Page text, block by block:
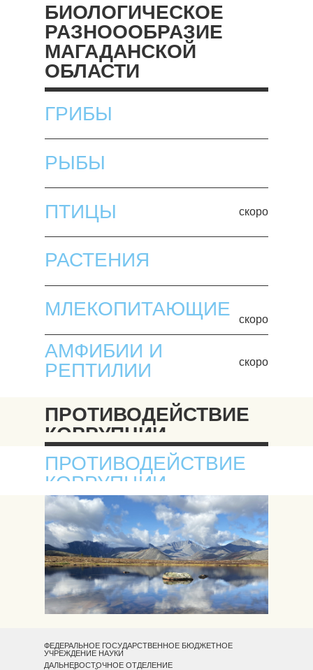
БИОЛОГИЧЕСКОЕ
РАЗНОООБРАЗИЕ
МАГАДАНСКОЙ
ОБЛАСТИ
ГРИБЫ
РЫБЫ
ПТИЦЫ скоро
РАСТЕНИЯ
МЛЕКОПИТАЮЩИЕ скоро
АМФИБИИ И
РЕПТИЛИИ
скоро
ПРОТИВОДЕЙСТВИЕ
КОРРУПЦИИ
ПРОТИВОДЕЙСТВИЕ
КОРРУПЦИИ
ФЕДЕРАЛЬНОЕ ГОСУДАРСТВЕННОЕ БЮДЖЕТНОЕ
УЧРЕЖДЕНИЕ НАУКИ
ДАЛЬНЕВОСТОЧНОЕ ОТДЕЛЕНИЕ